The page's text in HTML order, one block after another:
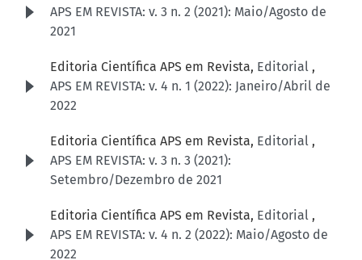
APS EM REVISTA: v. 3 n. 2 (2021): Maio/Agosto de
2021
Editoria Científica APS em Revista, Editorial ,
APS EM REVISTA: v. 4 n. 1 (2022): Janeiro/Abril de
2022
Editoria Científica APS em Revista, Editorial ,
APS EM REVISTA: v. 3 n. 3 (2021):
Setembro/Dezembro de 2021
Editoria Científica APS em Revista, Editorial ,
APS EM REVISTA: v. 4 n. 2 (2022): Maio/Agosto de
2022